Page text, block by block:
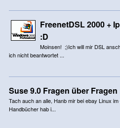
FreenetDSL 2000 +
:D
Moinsen! ;)Ich will mir DSL
ich nicht beantwortet ...
Suse 9.0 Fragen über Fragen
Tach auch an alle, Hanb mir bei ebay Linux
Handbücher hab i...